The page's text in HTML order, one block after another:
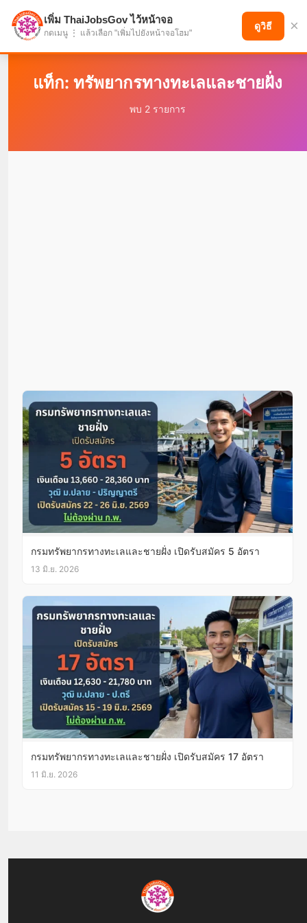
แบ่งปันโอกาส เพื่ออนาคตที่ก้าวหน้า
แท็ก: ทรัพยากรทางทะเลและชายฝั่ง
พบ 2 รายการ
กรมทรัพยากรทางทะเลและชายฝั่ง เปิดรับสมัคร 5 อัตรา
13 มิ.ย. 2026
กรมทรัพยากรทางทะเลและชายฝั่ง เปิดรับสมัคร 17 อัตรา
11 มิ.ย. 2026
เพิ่ม ThaiJobsGov ไว้หน้าจอ
กดเมนู ⋮ แล้วเลือก "เพิ่มไปยังหน้าจอโฮม"
ดูวิธี ×